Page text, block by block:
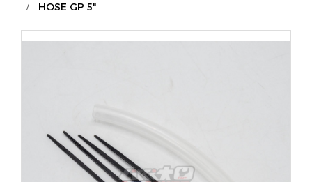
HOSE GP 5"